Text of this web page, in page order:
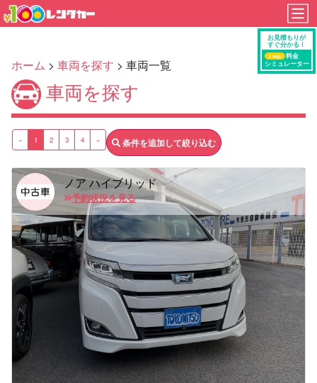
ホーム > 車両を探す > 車両一覧
車両を探す
« 1 2 3 4 » 条件を追加して絞り込む
ノア ハイブリッド
予約状況を見る